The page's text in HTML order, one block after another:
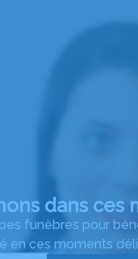
dans ces
funèbres pour
en ces moments